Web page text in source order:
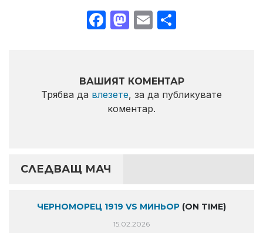
Facebook
Mastodon
Email
ВАШИЯТ КОМЕНТАР
Трябва да влезете, за да публикувате
коментар.
СЛЕДВАЩ МАЧ
ЧЕРНОМОРЕЦ 1919 VS МИНЬОР (ON TIME)
15.02.2026